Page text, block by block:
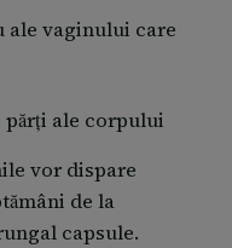
ale vaginului care
ale corpului
vor dispare
de la
capsule.